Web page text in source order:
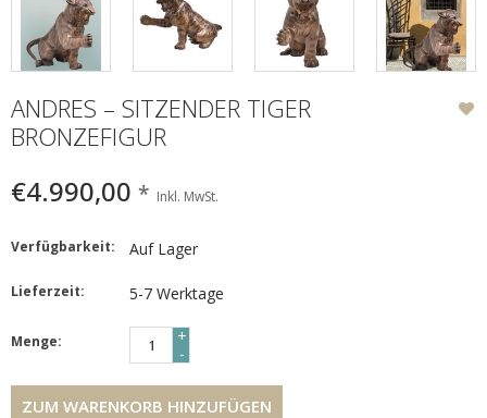
ANDRES – SITZENDER TIGER
BRONZEFIGUR
€4.990,00 * Inkl. MwSt.
Verfügbarkeit: Auf Lager
Lieferzeit: 5-7 Werktage
Menge:
+
-
ZUM WARENKORB HINZUFÜGEN